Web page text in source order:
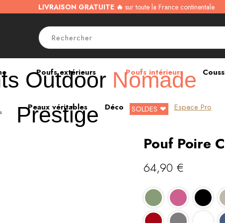
LIVRAISON GRATUITE 🔥 sur toute la France continentale
Poufs extérieurs
Outdoor Poufs intérieurs
Nomade
Peaux véritables
Prestige Déco SOLDES ❤ Espace Pro
Pouf Poire
64,90 €